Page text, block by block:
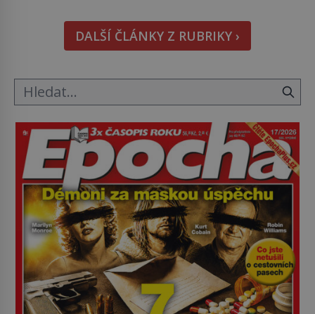
hmatatelnějšího. Naprosto rekordní kometu!
Astronomové Pedro Bernardinelli a Gary Bernstein
mravenčí prací zkoumají archivní snímky v rámci
DALŠÍ ČLÁNKY Z RUBRIKY ›